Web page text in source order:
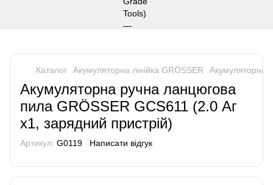
Каталог Акумуляторна лінійка GRÖSSER Акумуляторна
Акумуляторна ручна ланцюгова
пила GRÖSSER GCS611 (2.0 Аг
х1, зарядний пристрій)
Артикул: G0119 Написати відгук